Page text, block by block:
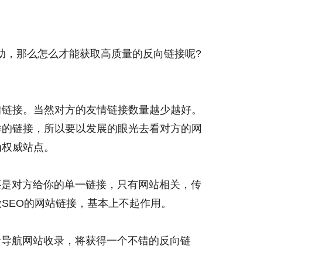
那么怎么才能获取高质量的反向链接呢?
接。当然对方的友情链接数量越少越好。
链接，所以要以发展的眼光去看对方的网
威站点。
对方给你的单一链接，只有网站相关，传
的网站链接，基本上不起作用。
航网站收录，将获得一个不错的反向链